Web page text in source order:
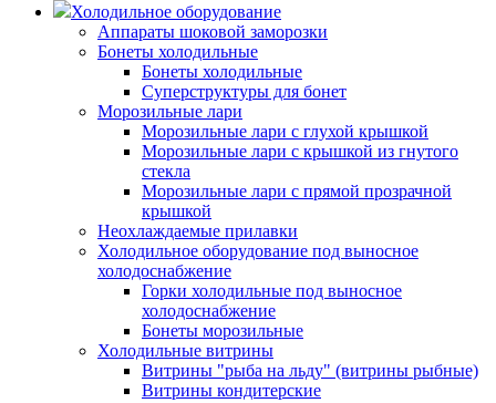
Холодильное оборудование
Аппараты шоковой заморозки
Бонеты холодильные
Бонеты холодильные
Суперструктуры для бонет
Морозильные лари
Морозильные лари с глухой крышкой
Морозильные лари с крышкой из гнутого
стекла
Морозильные лари с прямой прозрачной
крышкой
Неохлаждаемые прилавки
Холодильное оборудование под выносное
холодоснабжение
Горки холодильные под выносное
холодоснабжение
Бонеты морозильные
Холодильные витрины
Витрины "рыба на льду" (витрины рыбные)
Витрины кондитерские